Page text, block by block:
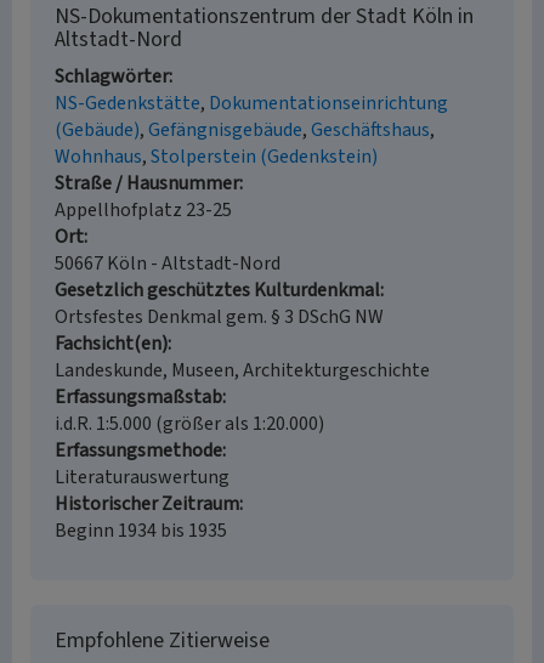
NS-Dokumentationszentrum der Stadt Köln in
Altstadt-Nord
Schlagwörter
NS-Gedenkstätte Dokumentationseinrichtung
(Gebäude) Gefängnisgebäude Geschäftshaus
Wohnhaus Stolperstein (Gedenkstein)
Straße / Hausnummer
Appellhofplatz 23-25
Ort
50667 Köln - Altstadt-Nord
Gesetzlich geschütztes Kulturdenkmal
Ortsfestes Denkmal gem. § 3 DSchG NW
Fachsicht(en)
Landeskunde, Museen, Architekturgeschichte
Erfassungsmaßstab
i.d.R. 1:5.000 (größer als 1:20.000)
Erfassungsmethode
Literaturauswertung
Historischer Zeitraum
Beginn 1934 bis 1935
Empfohlene Zitierweise